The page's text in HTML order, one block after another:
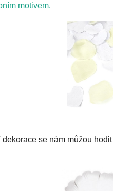
motivem.
dekorace se nám můžou hodit